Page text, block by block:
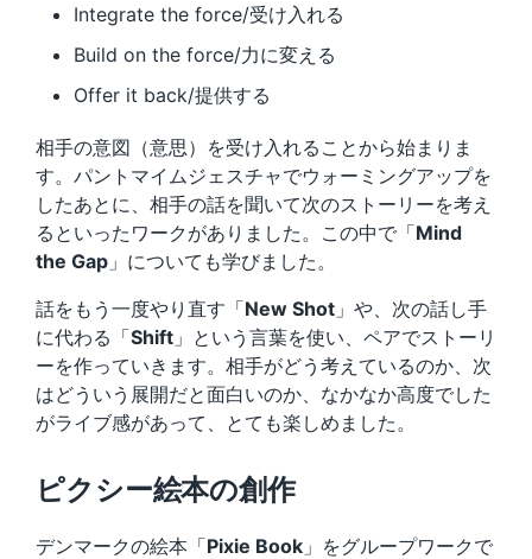
Integrate the force/受け入れる
Build on the force/力に変える
Offer it back/提供する
相手の意図（意思）を受け入れることから始まりま
す。パントマイムジェスチャでウォーミングアップを
したあとに、相手の話を聞いて次のストーリーを考え
るといったワークがありました。この中で「Mind
the Gap 」についても学びました。
話をもう一度やり直す「New Shot 」や、次の話し手
に代わる「Shift 」という言葉を使い、ペアでストーリ
ーを作っていきます。相手がどう考えているのか、次
はどういう展開だと面白いのか、なかなか高度でした
がライブ感があって、とても楽しめました。
ピクシー絵本の創作
デンマークの絵本「Pixie Book 」をグループワークで